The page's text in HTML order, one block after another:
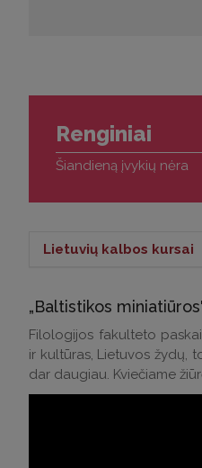
Renginiai
Šiandieną įvykių nėra
Lietuvių kalbos kursai
Lietuvių kalbos kursai
Kontaktai klausimams:
Tel.: (0 5) 268 7214
El. p.:
„Baltistikos
Filologijos fakulteto
ir kultūras, Lietuvos žydų,
dar daugiau. Kviečiame